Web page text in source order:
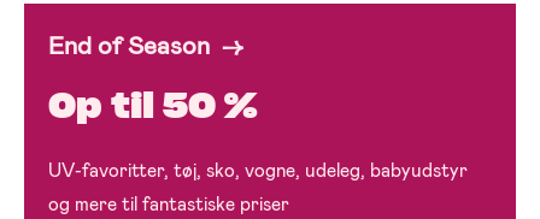
End of Season →
Op til 50 %
UV-favoritter, tøj, sko, vogne, udeleg, babyudstyr
og mere til fantastiske priser